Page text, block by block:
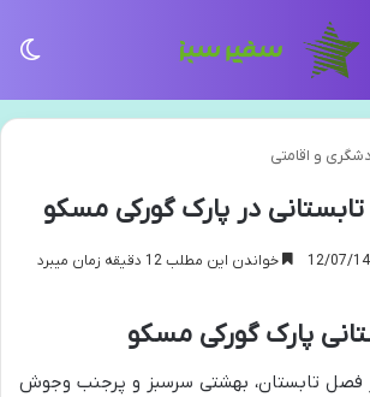
و اقامتی
خواندن این مطلب 12 دقیقه زمان میبرد
پارک گورکی مسکو
فصل تابستان، بهشتی سرسبز و پرجنب وجوش